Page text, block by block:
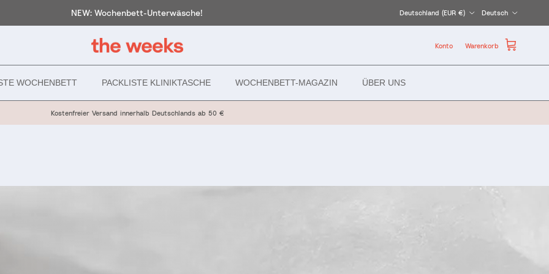
NEW: Wochenbett-Unterwäsche!
Deutschland (EUR €)
Deutsch
Konto Warenkorb
WOCHENBETT PACKLISTE KLINIKTASCHE WOCHENBETT-MAGAZIN ÜBER UNS
Kostenfreier Versand innerhalb Deutschlands ab 50 €